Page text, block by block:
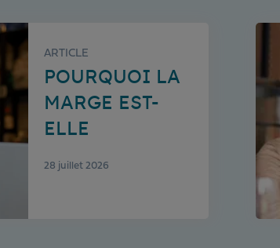
ARTICLE
POURQUOI LA
MARGE EST-
ELLE
28 juillet 2026